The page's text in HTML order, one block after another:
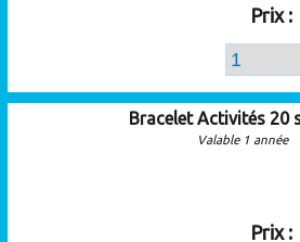
Prix :
Bracelet Activités 20
Valable 1 année
Prix :